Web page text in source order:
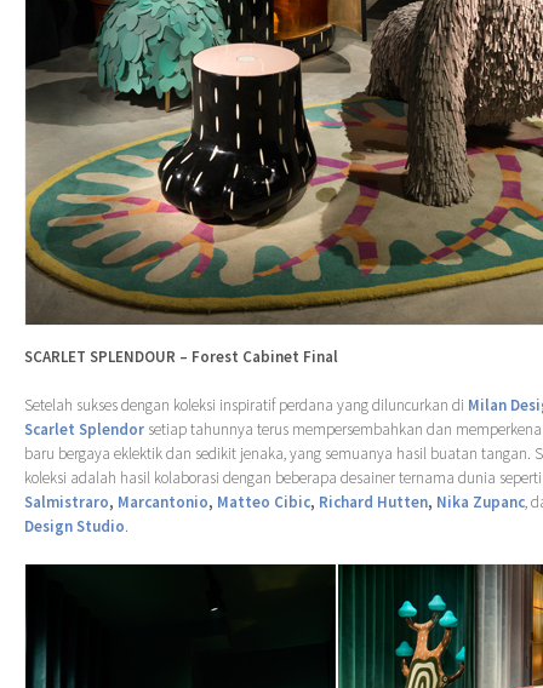
SCARLET SPLENDOUR – Forest Cabinet Final
Setelah sukses dengan koleksi inspiratif perdana yang diluncurkan di Milan
Scarlet Splendor setiap tahunnya terus mempersembahkan dan
baru bergaya eklektik dan sedikit jenaka, yang semuanya hasil buatan tangan.
koleksi adalah hasil kolaborasi dengan beberapa desainer ternama dunia
Salmistraro, Marcantonio, Matteo Cibic, Richard Hutten, Nika Zupanc,
Design Studio.